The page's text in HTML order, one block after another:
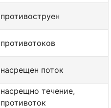
противоструен
противотоков
насрещен поток
насрещно течение,
противоток